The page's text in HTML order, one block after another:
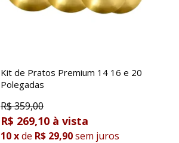
Kit de Pratos Premium 14 16 e 20
Polegadas
R$359,00
R$ 269,10
10xde R$ 29,90sem juros